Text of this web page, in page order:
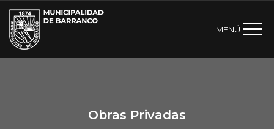
MENÚ
Obras Privadas